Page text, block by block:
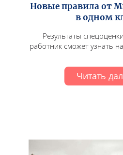
Новые правила от
в одном
Результаты
работник сможет узнать
Читать